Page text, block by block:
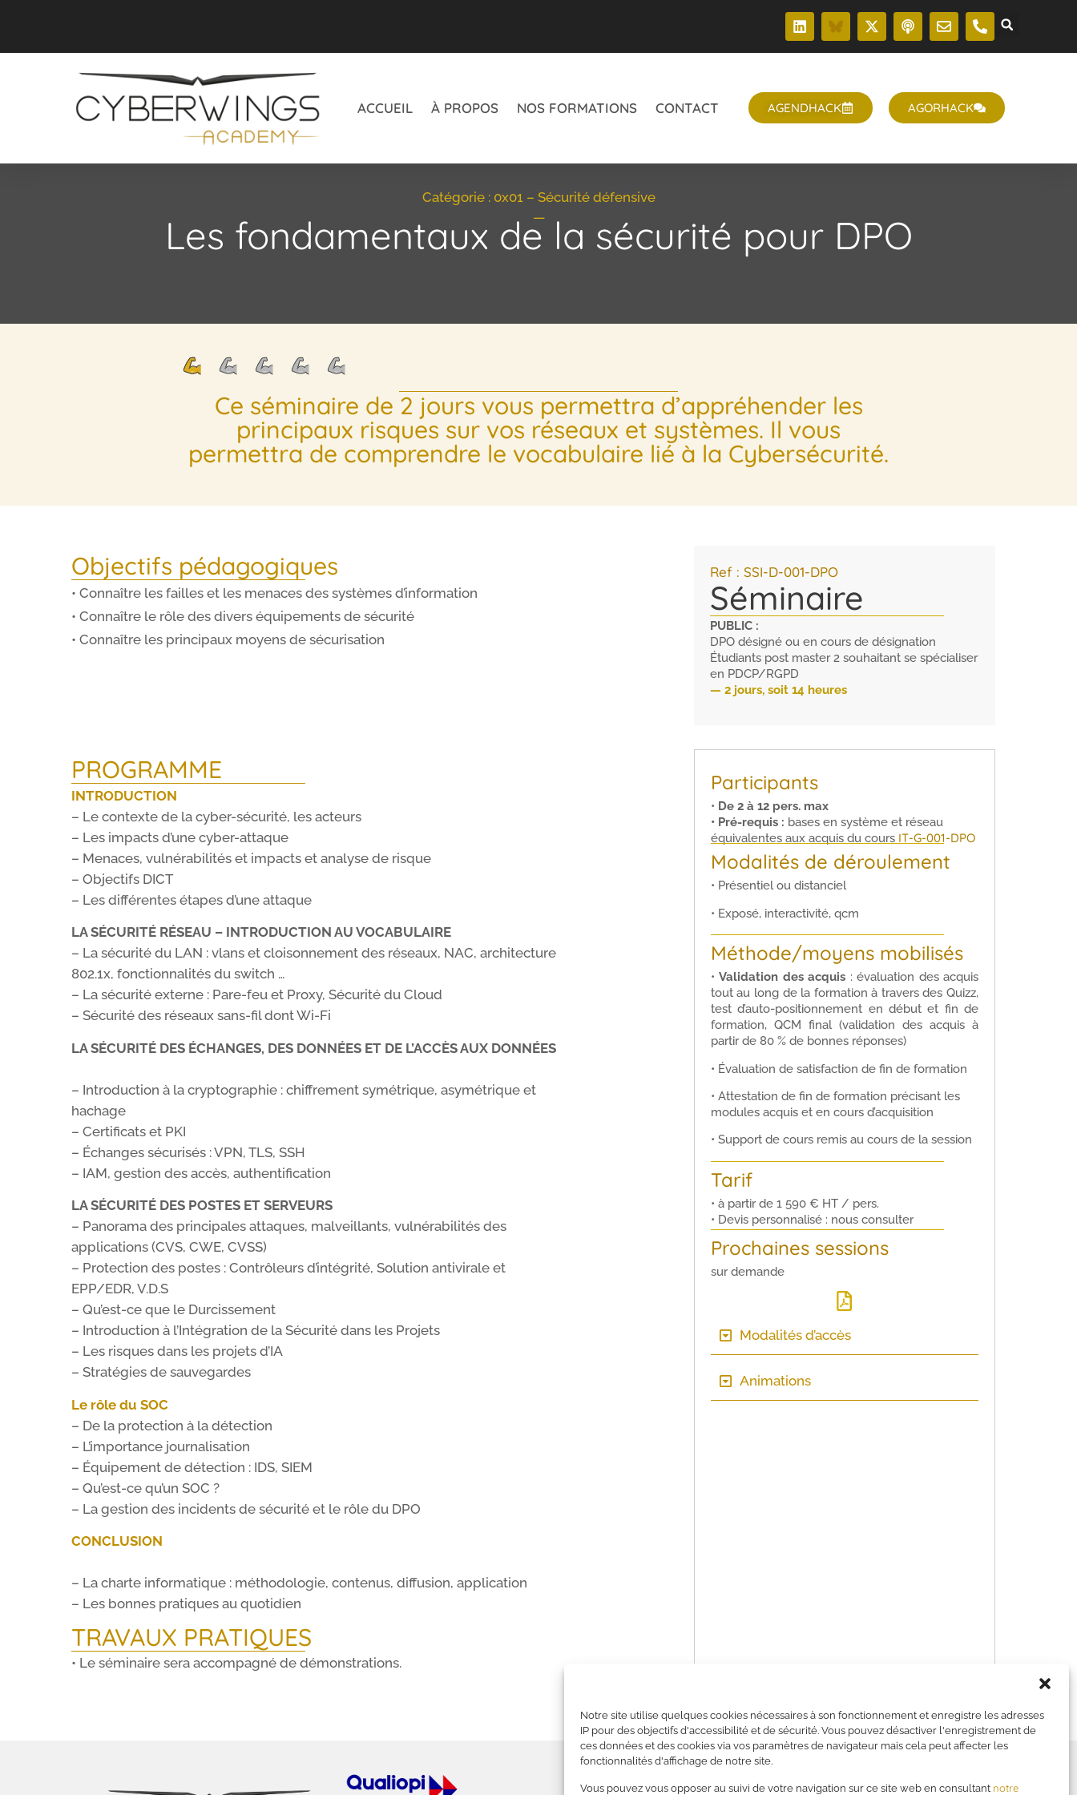
Notre site utilise quelques cookies nécessaires à son fonctionnement et enregistre les adresses
IP pour des objectifs d'accessibilité et de sécurité. Vous pouvez désactiver l'enregistrement de
ces données et des cookies via vos paramètres de navigateur mais cela peut affecter les
fonctionnalités d'affichage de notre site.
Vous pouvez vous opposer au suivi de votre navigation sur ce site web en consultant notre
ACCUEIL À PROPOS NOS FORMATIONS CONTACT AGENDHACK AGORHACK
Catégorie : 0x01 – Sécurité défensive
—
Les fondamentaux de la sécurité pour DPO
Ce séminaire de 2 jours vous permettra d’appréhender les
principaux risques sur vos réseaux et systèmes. Il vous
permettra de comprendre le vocabulaire lié à la Cybersécurité.
Ref : SSI-D-001-DPO
Séminaire
PUBLIC :
DPO désigné ou en cours de désignation
Étudiants post master 2 souhaitant se spécialiser
en PDCP/RGPD
— 2 jours, soit 14 heures
Objectifs pédagogiques
• Connaître les failles et les menaces des systèmes d’information
• Connaître le rôle des divers équipements de sécurité
• Connaître les principaux moyens de sécurisation
Participants
• De 2 à 12 pers. max
• Pré-requis : bases en système et réseau
équivalentes aux acquis du cours IT-G-001-DPO
Modalités de déroulement
• Présentiel ou distanciel
• Exposé, interactivité, qcm
Méthode/moyens mobilisés
•Validation des acquis : évaluation des acquis
tout au long de la formation à travers des Quizz,
test d’auto-positionnement en début et fin de
formation, QCM final (validation des acquis à
partir de 80 % de bonnes réponses)
• Évaluation de satisfaction de fin de formation
• Attestation de fin de formation précisant les
modules acquis et en cours d’acquisition
• Support de cours remis au cours de la session
Tarif
• à partir de 1 590 € HT / pers.
• Devis personnalisé : nous consulter
Prochaines sessions
sur demande
Modalités d’accès
Animations
PROGRAMME
INTRODUCTION
– Le contexte de la cyber-sécurité, les acteurs
– Les impacts d’une cyber-attaque
– Menaces, vulnérabilités et impacts et analyse de risque
– Objectifs DICT
– Les différentes étapes d’une attaque
LA SÉCURITÉ RÉSEAU – INTRODUCTION AU VOCABULAIRE
– La sécurité du LAN : vlans et cloisonnement des réseaux, NAC, architecture
802.1x, fonctionnalités du switch …
– La sécurité externe : Pare-feu et Proxy, Sécurité du Cloud
– Sécurité des réseaux sans-fil dont Wi-Fi
LA SÉCURITÉ DES ÉCHANGES, DES DONNÉES ET DE L’ACCÈS AUX DONNÉES
– Introduction à la cryptographie : chiffrement symétrique, asymétrique et
hachage
– Certificats et PKI
– Échanges sécurisés : VPN, TLS, SSH
– IAM, gestion des accès, authentification
LA SÉCURITÉ DES POSTES ET SERVEURS
– Panorama des principales attaques, malveillants, vulnérabilités des
applications (CVS, CWE, CVSS)
– Protection des postes : Contrôleurs d’intégrité, Solution antivirale et
EPP/EDR, V.D.S
– Qu’est-ce que le Durcissement
– Introduction à l’Intégration de la Sécurité dans les Projets
– Les risques dans les projets d’IA
– Stratégies de sauvegardes
Le rôle du SOC
– De la protection à la détection
– L’importance journalisation
– Équipement de détection : IDS, SIEM
– Qu’est-ce qu’un SOC ?
– La gestion des incidents de sécurité et le rôle du DPO
CONCLUSION
– La charte informatique : méthodologie, contenus, diffusion, application
– Les bonnes pratiques au quotidien
TRAVAUX PRATIQUES
• Le séminaire sera accompagné de démonstrations.
Financer votre formation